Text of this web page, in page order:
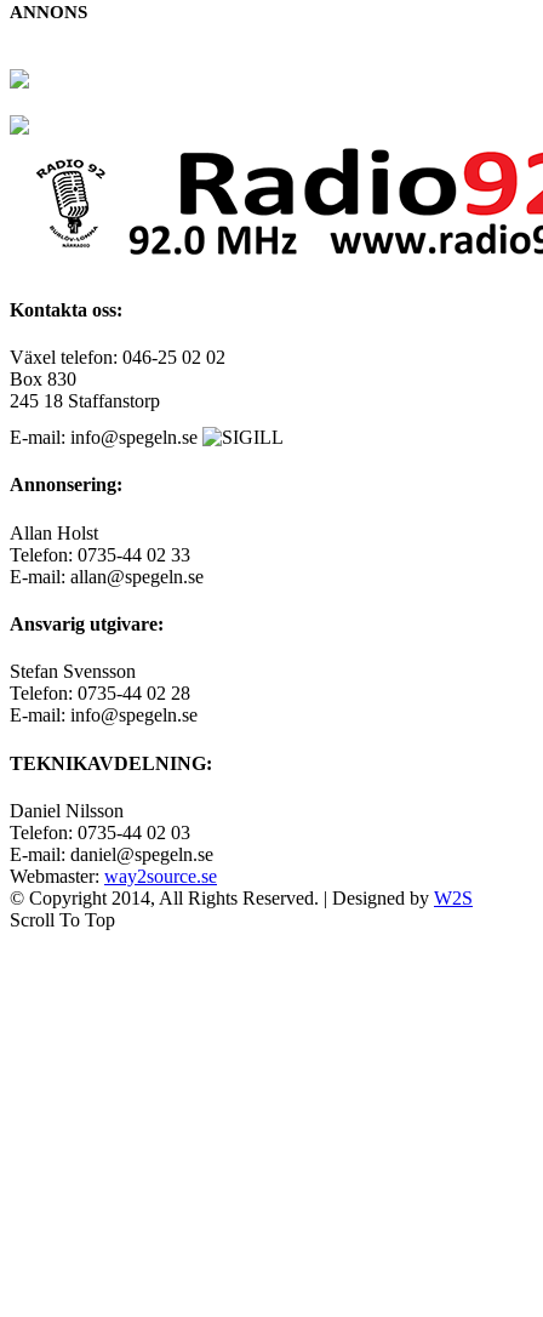
ANNONS
Kontakta oss:
Växel telefon: 046-25 02 02
Box 830
245 18 Staffanstorp
E-mail: info@spegeln.se
Annonsering:
Allan Holst
Telefon: 0735-44 02 33
E-mail: allan@spegeln.se
Ansvarig utgivare:
Stefan Svensson
Telefon: 0735-44 02 28
E-mail: info@spegeln.se
TEKNIKAVDELNING:
Daniel Nilsson
Telefon: 0735-44 02 03
E-mail: daniel@spegeln.se
Webmaster: way2source.se
© Copyright 2014, All Rights Reserved. | Designed by W2S
Scroll To Top